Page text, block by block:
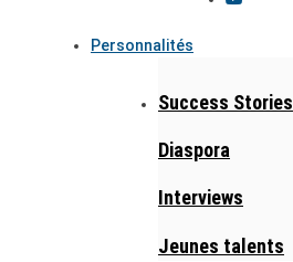
Personnalités
Success Stories
Diaspora
Interviews
Jeunes talents